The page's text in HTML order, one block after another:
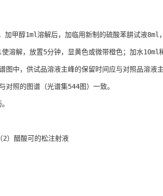
加甲醇1ml溶解后，加临用新制的硫酸苯肼试液
使溶解，放置5分钟，显黄色或微带橙色；加水10ml
图中，供试品溶液主峰的保留时间应与对照品溶液
对照的图谱（光谱集544图）一致。
2）醋酸可的松注射液